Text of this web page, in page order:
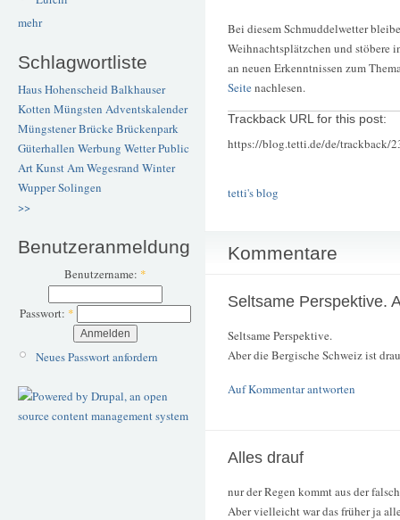
mehr
Schlagwortliste
Haus Hohenscheid Balkhauser
Kotten Müngsten Adventskalender
Müngstener BrückeBrückenpark
Güterhallen Werbung WetterPublic
ArtKunstAm Wegesrand Winter
WupperSolingen
>>
Benutzeranmeldung
Benutzername: *
Passwort: *
Neues Passwort anfordern
Bei diesem Schmuddelwetter
Weihnachtsplätzchen und stöbere
an neuen Erkenntnissen zum
Seitenachlesen.
Trackback URL for this post:
https://blog.tetti.de/de/trackback/
tetti's blog
Kommentare
Seltsame Perspektive.
Seltsame Perspektive.
Aber die Bergische Schweiz ist
Auf Kommentar antworten
Alles drauf
nur der Regen kommt aus der
Aber vielleicht war das früher ja